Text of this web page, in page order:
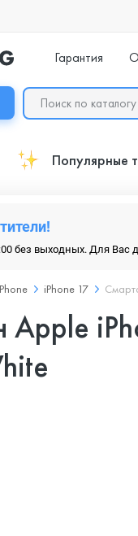
Гарантия
Популярные
без выходных. Для Вас
iPhone 17